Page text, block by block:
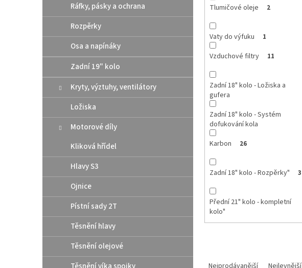
Ráfky, pásky a ochrana
Rozpěrky
Osa a napínáky
Zadní 19" kolo
Kryty, výztuhy, ventilátory
Ložiska
Motorové díly
Kliková hřídel
Hlavy S3
Ojnice
Pístní sady 2T
Těsnění hlavy
Těsnění olejové
Tlumičové oleje 2
Vaty do výfuku 1
Vzduchové filtry 11
Zadní 18" kolo - Ložiska a
gufera
Zadní 18" kolo - Systém
dofukování kola
Karbon 26
Zadní 18" kolo - Rozpěrky" 3
Přední 21" kolo - kompletní
kolo"
Nejprodávanější Nejlevnější